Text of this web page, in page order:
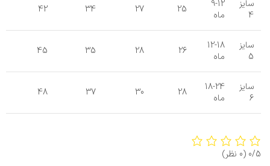
سایز
4
9-12
ماه
25
27
34
42
سایز
5
12-18
ماه
26
28
35
45
سایز
6
18-24
ماه
28
30
37
48
0/5 (0 نظر)